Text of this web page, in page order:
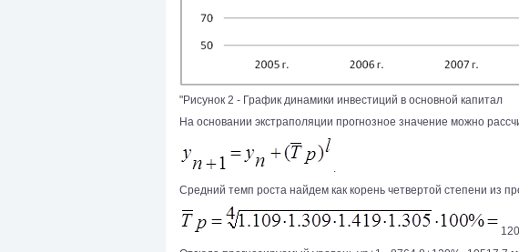
"Рисунок 2 - График динамики инвестиций в основной капитал
На основании экстраполяции прогнозное значение можно
.
Средний темп роста найдем как корень четвертой степени из